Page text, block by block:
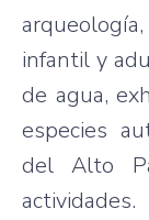
infantil y
de agua,
especies
del Alto
actividades.